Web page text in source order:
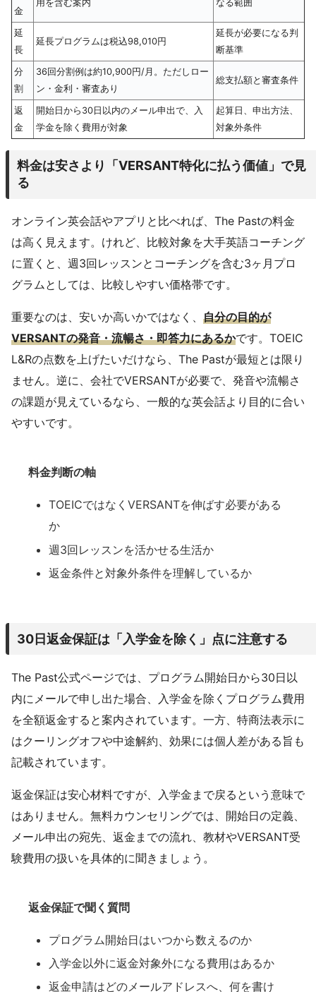
金
用を含む案内 なる範囲
延
長
延長プログラムは税込98,010円
延長が必要になる判
断基準
分
割
36回分割例は約10,900円/月。ただしロー
ン・金利・審査あり
総支払額と審査条件
返
金
開始日から30日以内のメール申出で、入
学金を除く費用が対象
起算日、申出方法、
対象外条件
料金は安さより「VERSANT特化に払う価値」で見
る
オンライン英会話やアプリと比べれば、The Pastの料金
は高く見えます。けれど、比較対象を大手英語コーチング
に置くと、週3回レッスンとコーチングを含む3ヶ月プロ
グラムとしては、比較しやすい価格帯です。
重要なのは、安いか高いかではなく、 自分の目的が
VERSANTの発音・流暢さ・即答力にあるかです。TOEIC
L&Rの点数を上げたいだけなら、The Pastが最短とは限り
ません。逆に、会社でVERSANTが必要で、発音や流暢さ
の課題が見えているなら、一般的な英会話より目的に合い
やすいです。
料金判断の軸
TOEICではなくVERSANTを伸ばす必要がある
か
週3回レッスンを活かせる生活か
返金条件と対象外条件を理解しているか
30日返金保証は「入学金を除く」点に注意する
The Past公式ページでは、プログラム開始日から30日以
内にメールで申し出た場合、入学金を除くプログラム費用
を全額返金すると案内されています。一方、特商法表示に
はクーリングオフや中途解約、効果には個人差がある旨も
記載されています。
返金保証は安心材料ですが、入学金まで戻るという意味で
はありません。無料カウンセリングでは、開始日の定義、
メール申出の宛先、返金までの流れ、教材やVERSANT受
験費用の扱いを具体的に聞きましょう。
返金保証で聞く質問
プログラム開始日はいつから数えるのか
入学金以外に返金対象外になる費用はあるか
返金申請はどのメールアドレスへ、何を書け